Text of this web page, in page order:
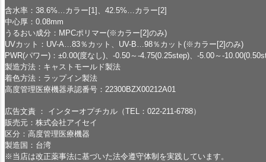
含水率：38.6%…カラー[1]、42.5%…カラー[2]
中心厚：0.08mm
うるおい成分：MPCポリマー(※カラー[2]のみ)
UVカット：UV-A…83％カット、UV-B…98％カット(※カラー[2]のみ)
PWR(パワー)：±0.00(度なし)、-0.50～-4.75(0.25step)、-5.00～-
製造方法：キャストモールド製法
着色方法：ラップイン製法
高度管理医療機器承認番号：22300BZX00212A01
広告文責 ： インターオプチカル（TEL：022-211-6788）
販売元：株式会社アイセイ
区分：高度管理医療機器
製造国：台湾
※当店は改正薬事法に基づいた法令遵守体制を実践しています。